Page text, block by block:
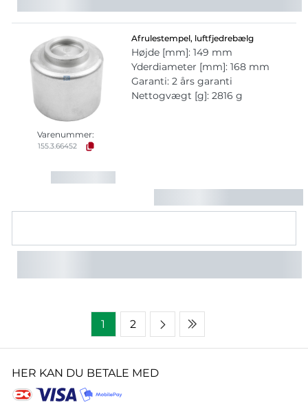
Varenummer:
155.3.66452
Afrulestempel, luftfjedrebælg
Højde [mm]: 149 mm
Yderdiameter [mm]: 168 mm
Garanti: 2 års garanti
Nettogvægt [g]: 2816 g
1 2
HER KAN DU BETALE MED